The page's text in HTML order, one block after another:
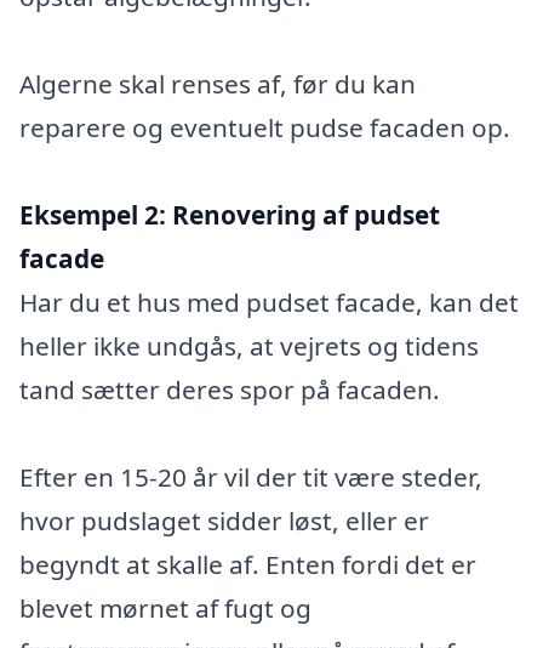
Algerne skal renses af, før du kan
reparere og eventuelt pudse facaden op.
Eksempel 2: Renovering af pudset
facade
Har du et hus med pudset facade, kan det
heller ikke undgås, at vejrets og tidens
tand sætter deres spor på facaden.
Efter en 15-20 år vil der tit være steder,
hvor pudslaget sidder løst, eller er
begyndt at skalle af. Enten fordi det er
blevet mørnet af fugt og